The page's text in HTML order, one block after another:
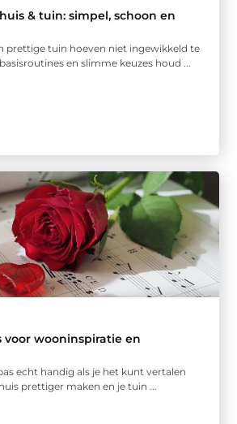
& tuin: simpel, schoon en
prettige tuin hoeven niet ingewikkeld te
en slimme keuzes houd ...
voor wooninspiratie en
echt handig als je het kunt vertalen
prettiger maken en je tuin ...